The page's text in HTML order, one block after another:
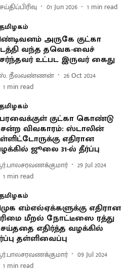
01 Jun 2026 1 min read
அருகே குட்கா
வந்த தவெக-வைச்
உட்பட இருவர் கைது
நீலவண்ணன்
26 Oct 2024
1 min read
குட்கா கொண்டு
விவகாரம்: ஸ்டாலின்
எதிரான
ஜூலை 31-ல் தீர்ப்பு
29 Jul 2024
1 min read
எம்எல்ஏக்களுக்கு எதிரான
மீறல் நோட்டீஸை ரத்து
எதிர்த்த வழக்கில்
தள்ளிவைப்பு
09 Jul 2024
1 min read